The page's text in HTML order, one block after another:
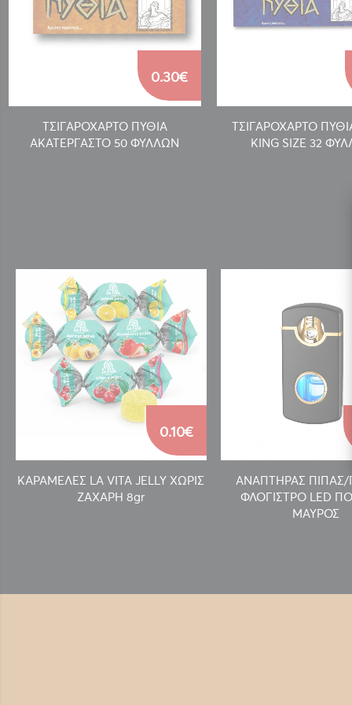
ΤΣΙΓΑΡΟΧΑΡΤΟ ΠΥΘΙΑ
ΑΚΑΤΕΡΓΑΣΤΟ 50 ΦΥΛΛΩΝ
0.30€
ΤΣΙΓΑΡΟΧΑΡΤΟ
KING SIZE 32
ΚΑΡΑΜΕΛΕΣ LA VITA JELLY ΧΩΡΙΣ
ΖΑΧΑΡΗ 8gr
0.10€
ΑΝΑΠΤΗΡΑΣ
ΦΛΟΓΙΣΤΡΟ LED
ΜΑΥΡΟΣ